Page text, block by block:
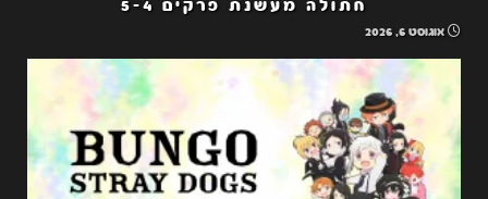
חתולה מעשנת פרקים 5-4
אוגוסט 6, 2026